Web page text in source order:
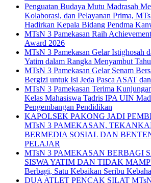
Penguatan Budaya Mutu Madrasah
Kolaborasi, dan Pelayanan Prima,
Hadirkan Kepala Bidang Pendma
MTsN 3 Pamekasan Raih
Award 2026
MTsN 3 Pamekasan Gelar Istighosah
Yatim dalam Rangka Menyambut
MTsN 3 Pamekasan Gelar Senam
Bergizi untuk Isi Jeda Pasca ASAT
MTsN 3 Pamekasan Terima
Kelas Mahasiswa Tadris IPA UIN
Pengembangan Pendidikan
KAPOLSEK PAKONG JADI
MTsN 3 PAMEKASAN,
BERMEDIA SOSIAL DAN
PELAJAR
MTsN 3 PAMEKASAN BERBAGI
SISWA YATIM DAN TIDAK
Berbagi, Satu Kebaikan Seribu
DUA ATLET PENCAK SILAT